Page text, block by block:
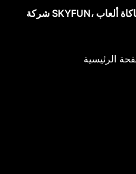
شركة SKYFUN، مورد أجهزة الواقع الافتراضي الشهير والمتخصص في تصنيع أجهزة محاكاة ألعاب
الرئيسية